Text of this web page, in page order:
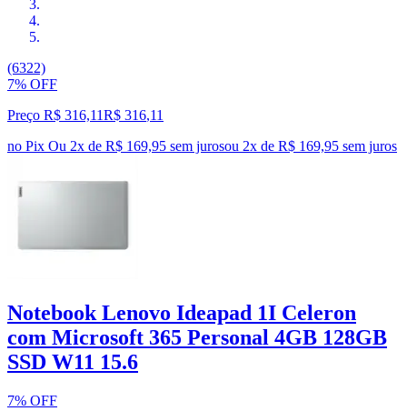
(6322)
7% OFF
Preço R$ 316,11R$ 316,11
no Pix Ou 2x de R$ 169,95 sem jurosou 2x de R$ 169,95 sem juros
Notebook Lenovo Ideapad 1I Celeron
com Microsoft 365 Personal 4GB 128GB
SSD W11 15.6
7% OFF